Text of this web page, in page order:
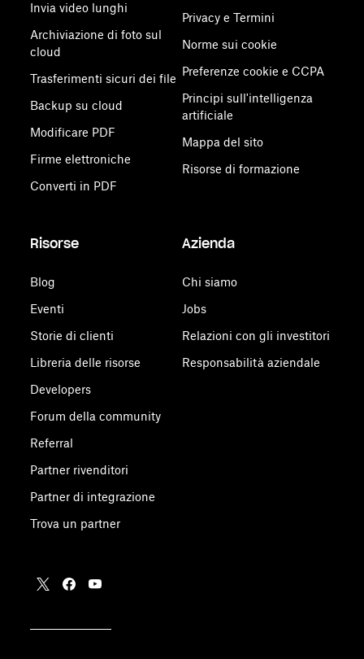
Invia video lunghi
Archiviazione di foto sul
cloud
Trasferimenti sicuri dei file
Backup su cloud
Modificare PDF
Firme elettroniche
Converti in PDF
Privacy e Termini
Norme sui cookie
Preferenze cookie e CCPA
Principi sull'intelligenza
artificiale
Mappa del sito
Risorse di formazione
Risorse
Blog
Eventi
Storie di clienti
Libreria delle risorse
Developers
Forum della community
Referral
Partner rivenditori
Partner di integrazione
Trova un partner
Azienda
Chi siamo
Jobs
Relazioni con gli investitori
Responsabilità aziendale